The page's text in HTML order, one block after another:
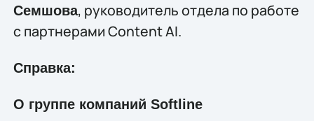
Семшова, руководитель отдела по работе
с партнерами Content AI.
Справка:
О группе компаний Softline